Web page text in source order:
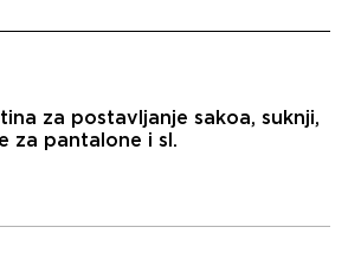
za postavljanje sakoa, suknji,
za pantalone i sl.